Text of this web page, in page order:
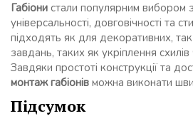
Габіони стали популярним вибором
універсальності, довговічності та
підходять як для декоративних,
завдань, таких як укріплення
Завдяки простоті конструкції та
монтаж габіонів можна виконати
Підсумок